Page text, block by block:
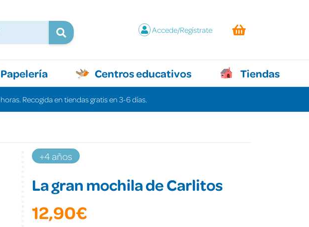
Accede/Regístrate
Papelería Centros educativos Tiendas
Recogida en tiendas gratis en 3-6 días.
+4 años
La gran mochila de Carlitos
12,90€